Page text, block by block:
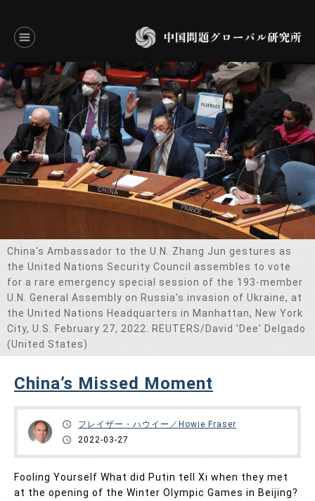
言語別アーカイブ
ENGLISH
JAPANESE
基本操作
研究員
研究所概要
お問い合わせ
China's Ambassador to the U.N. Zhang Jun gestures as
the United Nations Security Council assembles to vote
for a rare emergency special session of the 193-member
U.N. General Assembly on Russia's invasion of Ukraine, at
the United Nations Headquarters in Manhattan, New York
City, U.S. February 27, 2022. REUTERS/David 'Dee' Delgado
(United States)
China’s Missed Moment
フレイザー・ハウイー／Howie Fraser
2022-03-27
Fooling Yourself What did Putin tell Xi when they met
at the opening of the Winter Olympic Games in Beijing?